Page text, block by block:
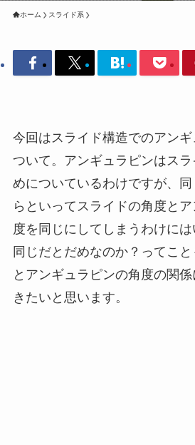
ホーム スライド系
今回はスライド構造でのアン
ついて。アンギュラピンはス
めについているわけですが、
らといってスライドの角度と
度を同じにしてしまうわけに
同じだとだめなのか？ってこ
とアンギュラピンの角度の関
きたいと思います。